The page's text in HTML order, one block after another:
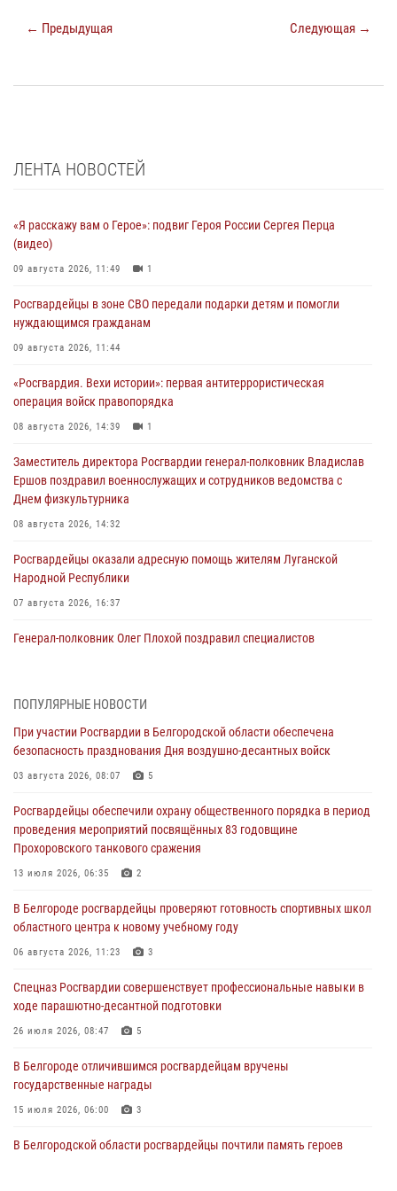
← Предыдущая Следующая →
ЛЕНТА НОВОСТЕЙ
«Я расскажу вам о Герое»: подвиг Героя России Сергея Перца
(видео)
09 августа 2026, 11:49 1
Росгвардейцы в зоне СВО передали подарки детям и помогли
нуждающимся гражданам
09 августа 2026, 11:44
«Росгвардия. Вехи истории»: первая антитеррористическая
операция войск правопорядка
08 августа 2026, 14:39 1
Заместитель директора Росгвардии генерал-полковник Владислав
Ершов поздравил военнослужащих и сотрудников ведомства с
Днем физкультурника
08 августа 2026, 14:32
Росгвардейцы оказали адресную помощь жителям Луганской
Народной Республики
07 августа 2026, 16:37
Генерал-полковник Олег Плохой поздравил специалистов
07 августа 2026, 16:32
В Белгородской области продолжаются межведомственные
проверки объектов образования с участием Росгвардии к новому
учебному году
Руководитель управления вневедомственной охраны Росгвардии
по Белгородской области принял участие во Всероссийском
совещании-семинаре в Нижнем Новгороде (видео)
В Алексеевском округе росгвардейцы пресекли условное
проникновение в детский лагерь «Солнышко»
Белгородским радиослушателям рассказали о роли физической
культуры в жизни росгвардейцев
ПОПУЛЯРНЫЕ НОВОСТИ
При участии Росгвардии в Белгородской области обеспечена
безопасность празднования Дня воздушно-десантных войск
03 августа 2026, 08:07 5
Росгвардейцы обеспечили охрану общественного порядка в период
проведения мероприятий посвящённых 83 годовщине
Прохоровского танкового сражения
13 июля 2026, 06:35 2
В Белгороде росгвардейцы проверяют готовность спортивных школ
областного центра к новому учебному году
06 августа 2026, 11:23 3
Спецназ Росгвардии совершенствует профессиональные навыки в
ходе парашютно-десантной подготовки
26 июля 2026, 08:47 5
В Белгороде отличившимся росгвардейцам вручены
государственные награды
15 июля 2026, 06:00 3
В Белгородской области росгвардейцы почтили память героев